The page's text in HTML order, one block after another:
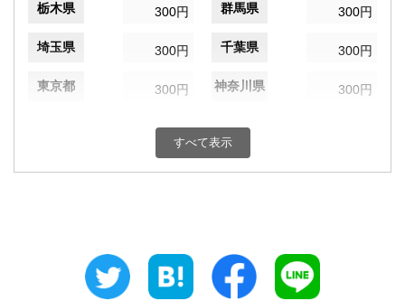
栃木県 300円 群馬県 300円
埼玉県 300円 千葉県 300円
東京都 300円 神奈川県 300円
300円 富山県
300円 三重県
すべて表示